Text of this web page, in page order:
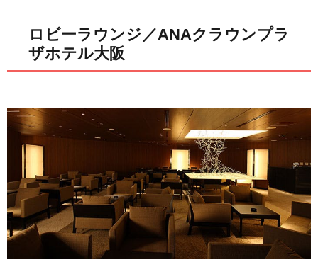
ロビーラウンジ／ANAクラウンプラ
ザホテル大阪